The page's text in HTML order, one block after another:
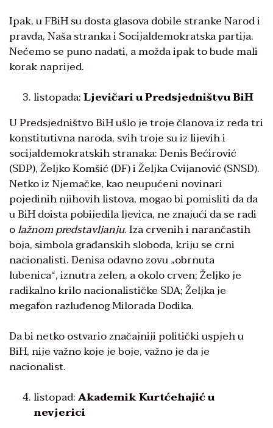
Ipak, u FBiH su dosta glasova dobile stranke Narod i
pravda, Naša stranka i Socijaldemokratska partija.
Nećemo se puno nadati, a možda ipak to bude mali
korak naprijed.
listopada:Ljevičari u Predsjedništvu BiH
U Predsjedništvo BiH ušlo je troje članova iz reda tri
konstitutivna naroda, svih troje su iz lijevih i
socijaldemokratskih stranaka: Denis Bećirović
(SDP), Željko Komšić (DF) i Željka Cvijanović (SNSD).
Netko iz Njemačke, kao neupućeni novinari
pojedinih njihovih listova, mogao bi pomisliti da da
u BiH doista pobijedila ljevica, ne znajući da se radi
olažnom predstavljanju. Iza crvenih i narančastih
boja, simbola građanskih sloboda, kriju se crni
nacionalisti. Denisa odavno zovu „obrnuta
lubenica“, iznutra zelen, a okolo crven; Željko je
radikalno krilo nacionalističke SDA; Željka je
megafon razluđenog Milorada Dodika.
Da bi netko ostvario značajniji politički uspjeh u
BiH, nije važno koje je boje, važno je da je
nacionalist.
listopad:Akademik Kurtćehajić u
nevjerici